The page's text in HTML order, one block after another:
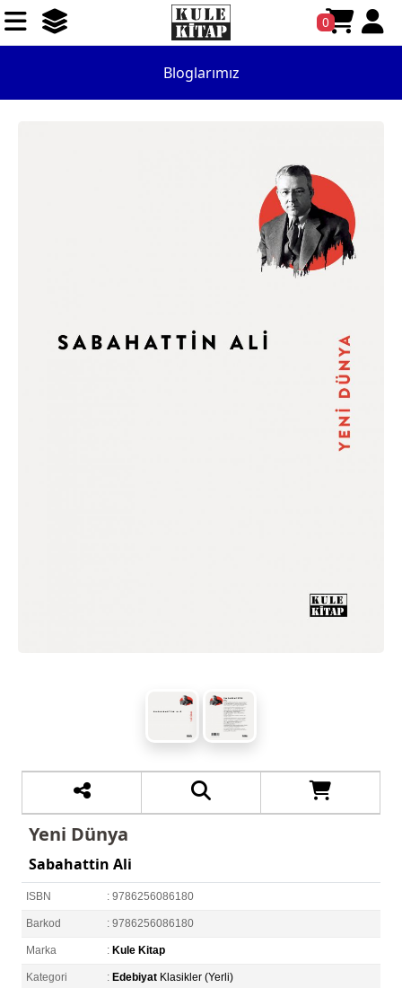
0
Bloglarımız
Yeni Dünya
Sabahattin Ali
ISBN : 9786256086180
Barkod : 9786256086180
Marka : Kule Kitap
Kategori : Edebiyat Klasikler (Yerli)